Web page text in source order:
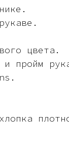
цвета.
пройм